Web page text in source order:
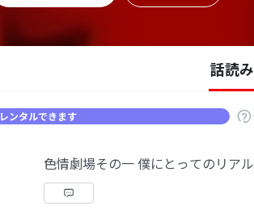
話読み
レンタルできます
色情劇場その一 僕にとってのリアル